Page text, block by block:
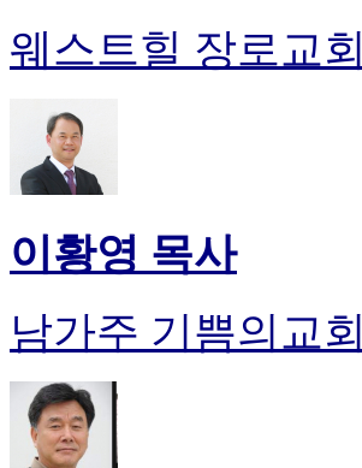
웨스트힐 장로교회
이황영 목사
남가주 기쁨의교회